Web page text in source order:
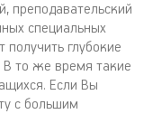
преподавательский
специальных
глубокие
В то же время такие
Если Вы
с большим